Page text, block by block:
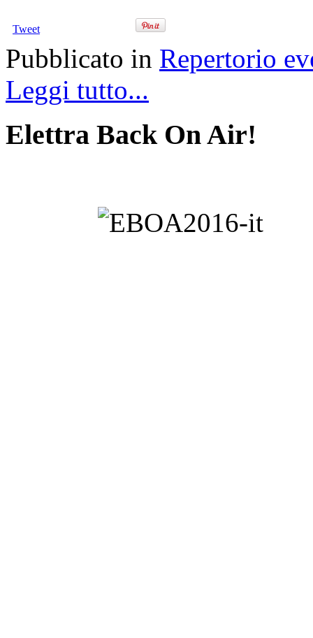
Tweet
Pubblicato in Repertorio
Leggi tutto...
Elettra Back On Air!